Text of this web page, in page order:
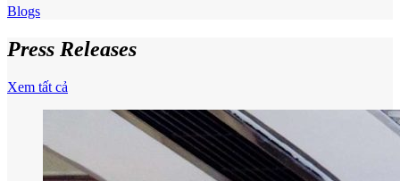
Blogs
Press Releases
Xem tất cả